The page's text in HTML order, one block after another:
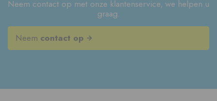
Neem contact op met onze klantenservice, we helpen u
graag.
Neem contact op